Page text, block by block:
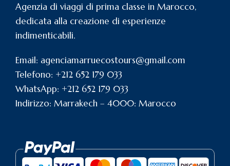
Agenzia di viaggi di prima classe in Marocco,
dedicata alla creazione di esperienze
indimenticabili.
Email: agenciamarruecostours@gmail.com
Telefono: +212 652 179 033
WhatsApp: +212 652 179 033
Indirizzo: Marrakech – 4000: Marocco